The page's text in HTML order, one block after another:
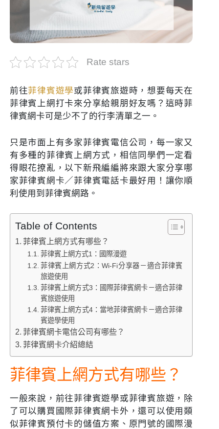
Rate stars
前往菲律賓遊學或菲律賓旅遊時，想要每天在
菲律賓上網打卡來分享給親朋好友嗎？這時菲
律賓網卡可是少不了的行李清單之一。
只是市面上有多家菲律賓電信公司，每一家又
有多種的菲律賓上網方式，相信同學們一定看
得眼花撩亂，以下新飛編編將來跟大家分享哪
家菲律賓網卡／菲律賓電話卡最好用！讓你順
利使用到菲律賓網路。
Table of Contents
菲律賓上網方式有哪些？
菲律賓上網方式1：國際漫遊
菲律賓上網方式2：Wi-Fi分享器－適合菲律賓
旅遊使用
菲律賓上網方式3：國際菲律賓網卡－適合菲律
賓旅遊使用
菲律賓上網方式4：當地菲律賓網卡－適合菲律
賓遊學使用
菲律賓網卡電信公司有哪些？
菲律賓網卡介紹總結
菲律賓上網方式有哪些？
一般來說，前往菲律賓遊學或菲律賓旅遊，除
了可以購買國際菲律賓網卡外，還可以使用類
似菲律賓預付卡的儲值方案、原門號的國際漫